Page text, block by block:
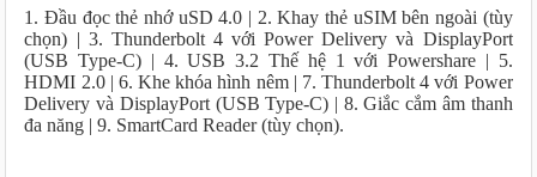
1. Đầu đọc thẻ nhớ uSD 4.0 | 2. Khay thẻ uSIM bên ngoài (tùy
chọn) | 3. Thunderbolt 4 với Power Delivery và DisplayPort
(USB Type-C) | 4. USB 3.2 Thế hệ 1 với Powershare | 5.
HDMI 2.0 | 6. Khe khóa hình nêm | 7. Thunderbolt 4 với Power
Delivery và DisplayPort (USB Type-C) | 8. Giắc cắm âm thanh
đa năng | 9. SmartCard Reader (tùy chọn).